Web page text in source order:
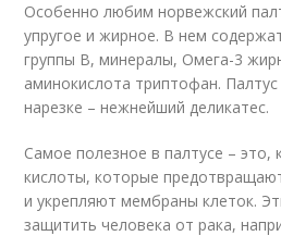
Особенно любим норвежский
упругое и жирное. В нем
группы В, минералы, Омега-3
аминокислота триптофан.
нарезке – нежнейший деликатес.
Самое полезное в палтусе – это,
кислоты, которые
и укрепляют мембраны клеток.
защитить человека от рака,